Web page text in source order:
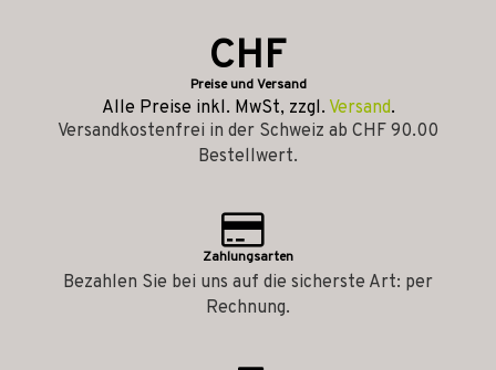
CHF
Preise und Versand
Alle Preise inkl. MwSt, zzgl. Versand.
Versandkostenfrei in der Schweiz ab CHF 90.00
Bestellwert.
Zahlungsarten
Bezahlen Sie bei uns auf die sicherste Art: per
Rechnung.